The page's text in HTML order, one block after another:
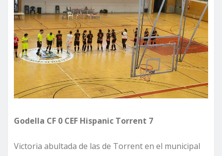
Godella CF 0 CEF Hispanic Torrent 7
Victoria abultada de las de Torrent en el municipal